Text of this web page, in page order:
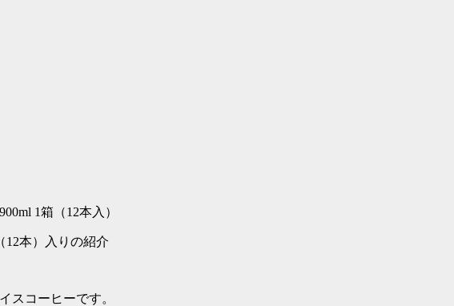
12本）入りの紹介
スコーヒーです。